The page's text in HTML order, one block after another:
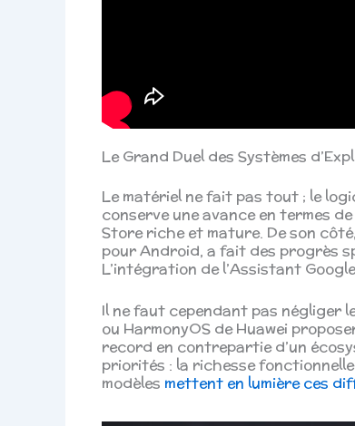
Le Grand Duel des Systèmes
Le matériel ne fait pas tout ; le
conserve une avance en termes
Store riche et mature. De son côté,
pour Android, a fait des progrès
L’intégration de l’Assistant
Il ne faut cependant pas négliger
ou HarmonyOS de Huawei
record en contrepartie d’un
priorités : la richesse
modèles mettent en lumière ces